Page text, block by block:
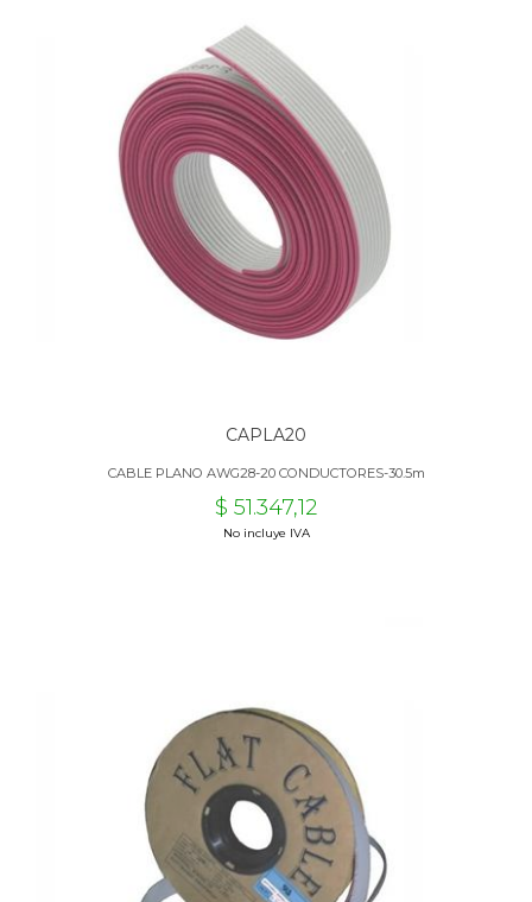
CAPLA20
CABLE PLANO AWG28-20 CONDUCTORES-30.5m
$ 51.347,12
No incluye IVA